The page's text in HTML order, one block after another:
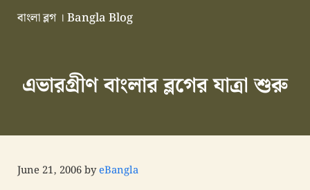
বাংলা ব্লগ । Bangla Blog
এভারগ্রীণ বাংলার ব্লগের যাত্রা শুরু
June 21, 2006byeBangla